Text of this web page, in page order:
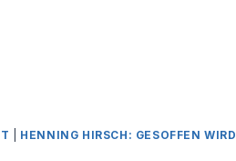
HENNING HIRSCH: GESOFFEN WIRD